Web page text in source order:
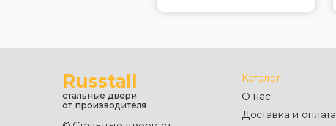
Russtall
стальные двери
от производителя
Каталог
О нас
Доставка и оплата